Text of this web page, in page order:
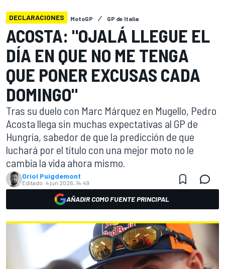
DECLARACIONES MotoGP GP de Italia
ACOSTA: "OJALÁ LLEGUE EL
DÍA EN QUE NO ME TENGA
QUE PONER EXCUSAS CADA
DOMINGO"
Tras su duelo con Marc Márquez en Mugello, Pedro
Acosta llega sin muchas expectativas al GP de
Hungría, sabedor de que la predicción de que
luchará por el título con una mejor moto no le
cambia la vida ahora mismo.
Oriol Puigdemont
Editado: 4 jun 2026, 14:49
AÑADIR COMO FUENTE PRINCIPAL